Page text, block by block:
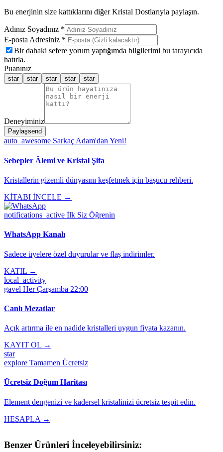
Bu enerjinin size kattıklarını diğer Kristal Dostlarıyla paylaşın.
Adınız Soyadınız *
E-posta Adresiniz *
Bir dahaki sefere yorum yaptığımda bilgilerimi bu tarayıcıda
hatırla.
Puanınız
star star star star star
Deneyiminiz
Paylaşsend
auto_awesome Sarkaç Adam'dan Yeni!
Sebepler Âlemi ve Kristal Şifa
Kristallerin gizemli dünyasını keşfetmek için başucu rehberi.
KİTABI İNCELE →
notifications_active İlk Siz Öğrenin
WhatsApp Kanalı
Sadece üyelere özel duyurular ve flaş indirimler.
KATIL →
local_activity
gavel Her Çarşamba 22:00
Canlı Mezatlar
Açık artırma ile en nadide kristalleri uygun fiyata kazanın.
KAYIT OL →
star
explore Tamamen Ücretsiz
Ücretsiz Doğum Haritası
Element dengenizi ve kadersel kristalinizi ücretsiz tespit edin.
HESAPLA →
Benzer Ürünleri İnceleyebilirsiniz: